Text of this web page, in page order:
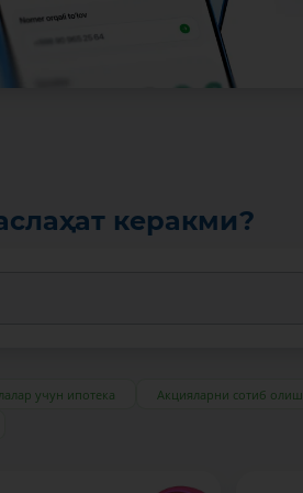
керакми?
учун ипотека
Акцияларни сотиб олиш